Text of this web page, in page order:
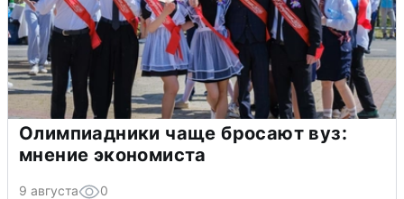
Олимпиадники чаще бросают вуз:
мнение экономиста
9 августа 0